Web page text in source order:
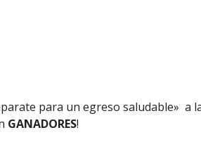
para un egreso saludable» a
GANADORES!